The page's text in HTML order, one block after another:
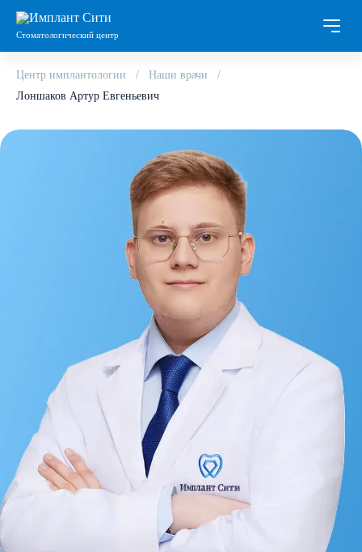
Стоматологический центр
Центр имплантологии
Наши врачи
Лоншаков Артур Евгеньевич